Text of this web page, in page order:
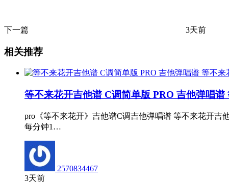
下一篇 3天前
相关推荐
等不来花开吉他谱 C调简单版 PRO 吉他弹唱谱
pro《等不来花开》吉他谱C调吉他弹唱谱 等不来花开吉
每分钟1…
2570834467
3天前